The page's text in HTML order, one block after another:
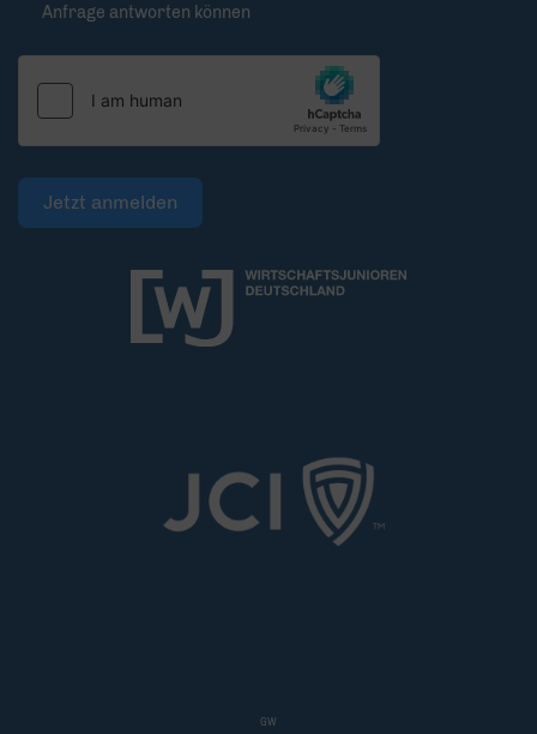
Anfrage antworten können
Jetzt anmelden
GW